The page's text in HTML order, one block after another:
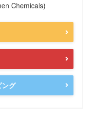
Chemicals)
グ